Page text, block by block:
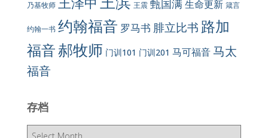
乃基牧师 王震 甄国满生命更新 箴言
约翰一书 约翰福音 罗马书 腓立比书 路加
福音郝牧师 门训101 门训201 马可福音马太
福音
存档
存